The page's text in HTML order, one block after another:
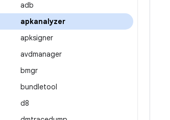
adb
apkanalyzer
apksigner
avdmanager
bmgr
bundletool
d8